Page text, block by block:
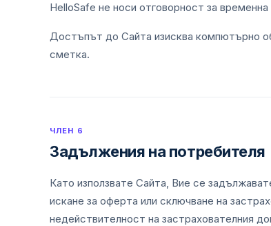
HelloSafe не носи отговорност за
Достъпът до Сайта изисква компютърно
сметка.
ЧЛЕН 6
Задължения на потребителя
Като използвате Сайта, Вие се
искане за оферта или сключване на
недействителност на застрахователния